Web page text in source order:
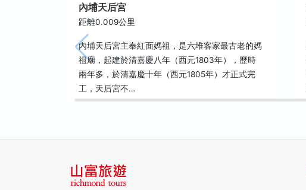
內埔天后宮
距離0.009公里
內埔天后宮主奉紅面媽祖，是六堆客家最古老的媽
祖廟，起建於清嘉慶八年（西元1803年），歷時
兩年多，於清嘉慶十年（西元1805年）才正式完
工，天后宮不…